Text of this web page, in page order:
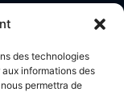
des technologies
informations des
permettra de